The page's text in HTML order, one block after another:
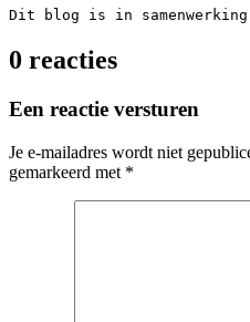
Dit blog is in samenwerking
0 reacties
Een reactie versturen
Je e-mailadres wordt niet
gemarkeerd met *